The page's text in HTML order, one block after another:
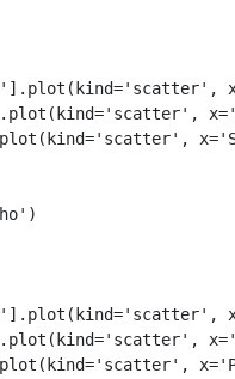
] . plot ( kind='scatter' ,
. plot ( kind='scatter' , x=
plot ( kind='scatter' , x=
)
] . plot ( kind='scatter' ,
. plot ( kind='scatter' , x=
plot ( kind='scatter' , x=